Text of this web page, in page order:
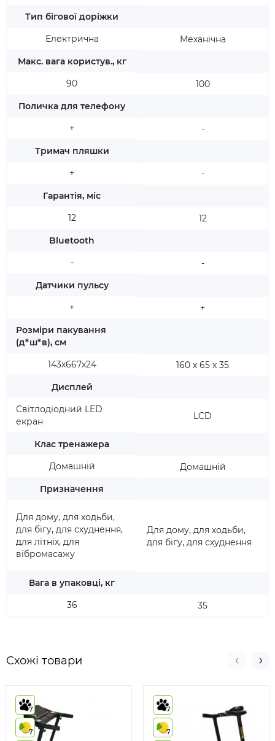
Тип бігової доріжки
Електрична
Макс. вага користув., кг
90
Поличка для телефону
+
Тримач пляшки
+
Гарантія, міс
12
Bluetooth
-
Датчики пульсу
+
Розміри пакування
(д*ш*в), см
143х667х24
Дисплей
Світлодіодний LED
екран
Клас тренажера
Домашній
Призначення
Для дому, для ходьби,
для бігу, для схуднення,
для літніх, для
вібромасажу
Вага в упаковці, кг
36
Механічна
100
-
-
12
-
+
160 х 65 х 35
LCD
Домашній
Для дому, для ходьби,
для бігу, для схуднення
35
Схожі товари
7
7
7
7